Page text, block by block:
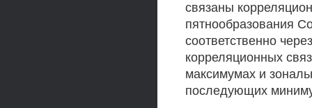
связаны
пятнообразования
соответственно
корреляционных
максимумах и
последующих